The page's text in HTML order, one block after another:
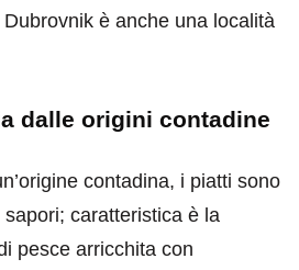
è anche una località
dalle origini contadine
contadina, i piatti sono
caratteristica è la
pesce arricchita con